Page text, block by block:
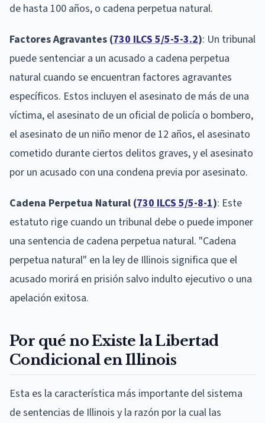
de hasta 100 años, o cadena perpetua natural.
Factores Agravantes (730 ILCS 5/5-5-3.2): Un tribunal
puede sentenciar a un acusado a cadena perpetua
natural cuando se encuentran factores agravantes
específicos. Estos incluyen el asesinato de más de una
víctima, el asesinato de un oficial de policía o bombero,
el asesinato de un niño menor de 12 años, el asesinato
cometido durante ciertos delitos graves, y el asesinato
por un acusado con una condena previa por asesinato.
Cadena Perpetua Natural (730 ILCS 5/5-8-1): Este
estatuto rige cuando un tribunal debe o puede imponer
una sentencia de cadena perpetua natural. "Cadena
perpetua natural" en la ley de Illinois significa que el
acusado morirá en prisión salvo indulto ejecutivo o una
apelación exitosa.
Por qué no Existe la Libertad
Condicional en Illinois
Esta es la característica más importante del sistema
de sentencias de Illinois y la razón por la cual las